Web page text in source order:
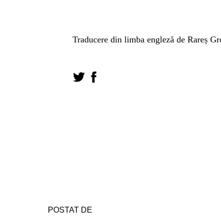
Traducere din limba engleză de Rareș
POSTAT DE